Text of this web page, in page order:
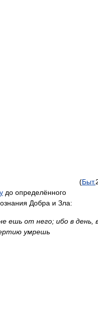
(Быт.
до определённого
Добра и Зла:
ешь от него; ибо в день,
умрешь